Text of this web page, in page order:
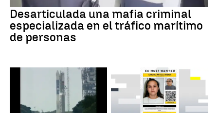
Desarticulada una mafia criminal
especializada en el tráfico marítimo
de personas